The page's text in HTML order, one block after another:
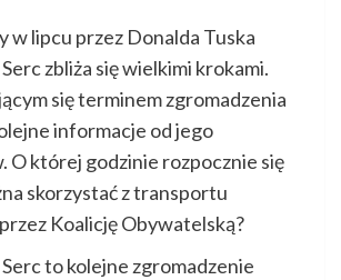
w lipcu przez Donalda Tuska
zbliża się wielkimi krokami.
się terminem zgromadzenia
informacje od jego
O której godzinie rozpocznie się
skorzystać z transportu
Koalicję Obywatelską?
to kolejne zgromadzenie